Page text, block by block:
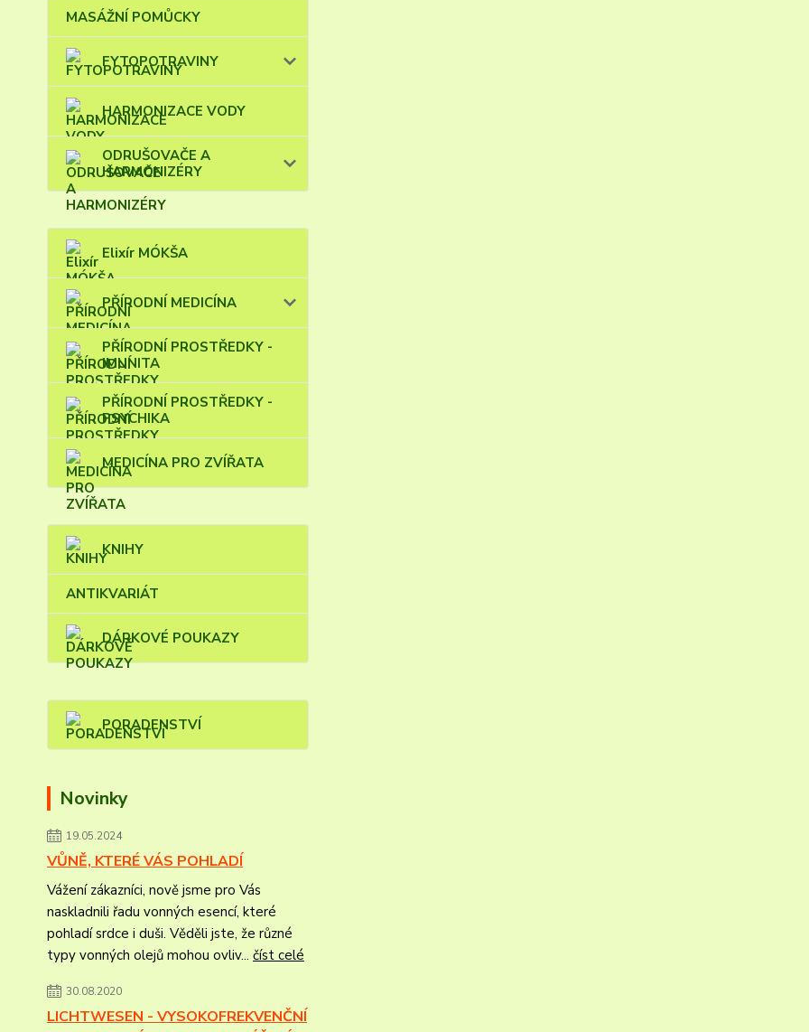
MASÁŽNÍ POMŮCKY
FYTOPOTRAVINY
HARMONIZACE VODY
ODRUŠOVAČE A
HARMONIZÉRY
Elixír MÓKŠA
PŘÍRODNÍ MEDICÍNA
PŘÍRODNÍ PROSTŘEDKY -
IMUNITA
PŘÍRODNÍ PROSTŘEDKY -
PSYCHIKA
MEDICÍNA PRO ZVÍŘATA
KNIHY
ANTIKVARIÁT
DÁRKOVÉ POUKAZY
PORADENSTVÍ
Novinky
19.05.2024
VŮNĚ, KTERÉ VÁS POHLADÍ
Vážení zákazníci, nově jsme pro Vás
naskladnili řadu vonných esencí, které
pohladí srdce i duši. Věděli jste, že různé
typy vonných olejů mohou ovliv... číst celé
30.08.2020
LICHTWESEN - VYSOKOFREKVENČNÍ